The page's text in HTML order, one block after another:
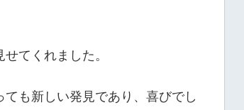
てくれました。
も新しい発見であり、喜びでし